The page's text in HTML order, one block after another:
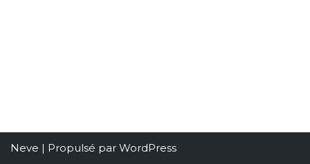
Neve | Propulsé par WordPress